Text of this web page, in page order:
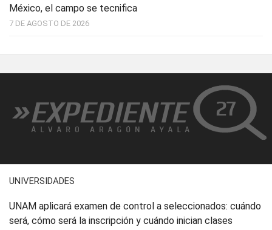
México, el campo se tecnifica
7 DE AGOSTO DE 2026
UNIVERSIDADES
UNAM aplicará examen de control a seleccionados: cuándo
será, cómo será la inscripción y cuándo inician clases